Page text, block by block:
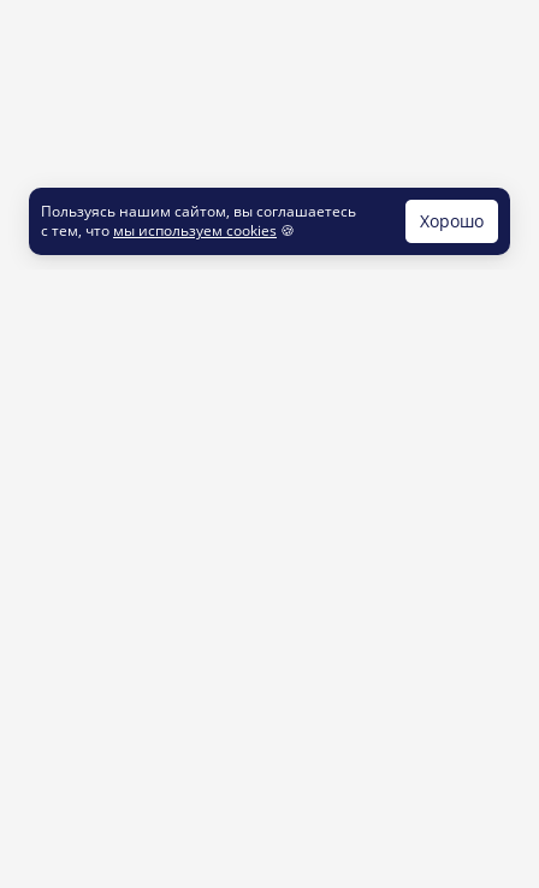
Пользуясь нашим сайтом, вы соглашаетесь
с тем, что мы используем cookies 🍪 Хорошо